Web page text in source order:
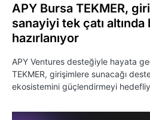
APY Bursa TEKMER,
sanayiyi tek çatı
hazırlanıyor
APY Ventures desteğiyle hayata
TEKMER, girişimlere sunacağı
ekosistemini güçlendirmeyi